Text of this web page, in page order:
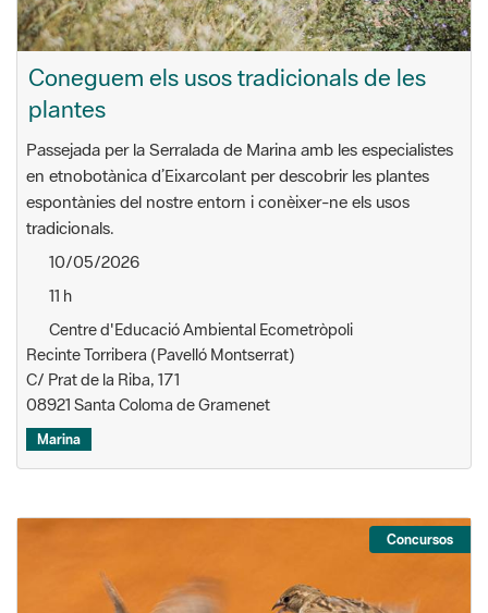
Coneguem els usos tradicionals de les
plantes
Passejada per la Serralada de Marina amb les especialistes
en etnobotànica d’Eixarcolant per descobrir les plantes
espontànies del nostre entorn i conèixer-ne els usos
tradicionals.
10/05/2026
11 h
Centre d'Educació Ambiental Ecometròpoli
Recinte Torribera (Pavelló Montserrat)
C/ Prat de la Riba, 171
08921 Santa Coloma de Gramenet
Marina
Concursos